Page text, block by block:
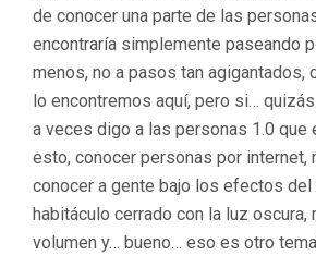
de conocer una parte de las
encontraría simplemente paseando
menos, no a pasos tan agigantados,
lo encontremos aquí, pero si…
a veces digo a las personas 1.0 que
esto, conocer personas por internet,
conocer a gente bajo los efectos del
habitáculo cerrado con la luz oscura,
volumen y… bueno… eso es otro